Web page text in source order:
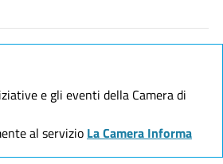
e gli eventi della Camera di
al servizio La Camera Informa